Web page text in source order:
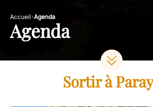
Accueil Agenda
Agenda
Sortir à